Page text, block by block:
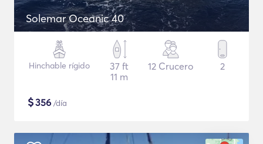
Solemar Oceanic 40
Hinchable rígido
37 ft
11 m
12 Crucero 2
$356 /día